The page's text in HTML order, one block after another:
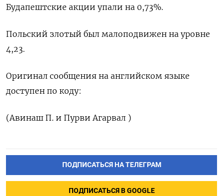
Будапештские акции упали на 0,73%.
Польский злотый был малоподвижен на ​уровне
4,23.
Оригинал сообщения на английском языке
доступен ‌по коду:
(Авинаш П. и Пурви Агарвал )
ПОДПИСАТЬСЯ НА ТЕЛЕГРАМ
ПОДПИСАТЬСЯ В GOOGLE